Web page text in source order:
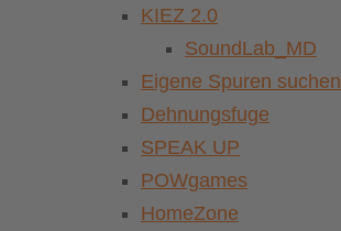
KIEZ 2.0
SoundLab_MD
Eigene Spuren suchen
Dehnungsfuge
SPEAK UP
POWgames
HomeZone